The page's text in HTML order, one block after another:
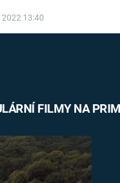
13:40
FILMY NA